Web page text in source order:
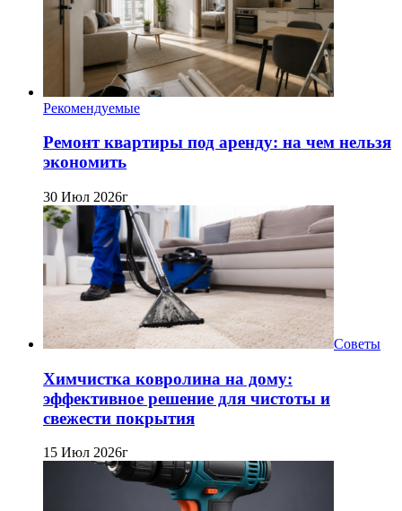
Рекомендуемые
Ремонт квартиры под аренду: на чем нельзя
экономить
30 Июл 2026г
Советы
Химчистка ковролина на дому:
эффективное решение для чистоты и
свежести покрытия
15 Июл 2026г